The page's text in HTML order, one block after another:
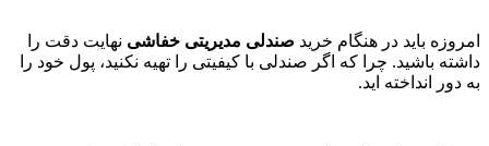
امروزه باید در هنگام خرید صندلی مدیریتی خفاشی نهایت دقت را
داشته باشید. چرا که اگر صندلی با کیفیتی را تهیه نکنید، پول خود را
به دور انداخته اید.